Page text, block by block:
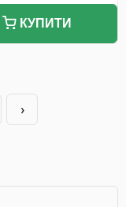
КУПИТИ
›